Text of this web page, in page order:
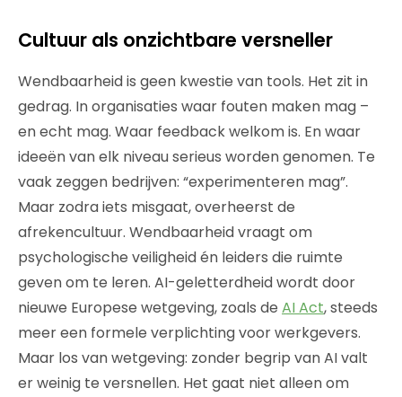
Cultuur als onzichtbare versneller
Wendbaarheid is geen kwestie van tools. Het zit in
gedrag. In organisaties waar fouten maken mag –
en echt mag. Waar feedback welkom is. En waar
ideeën van elk niveau serieus worden genomen. Te
vaak zeggen bedrijven: “experimenteren mag”.
Maar zodra iets misgaat, overheerst de
afrekencultuur. Wendbaarheid vraagt om
psychologische veiligheid én leiders die ruimte
geven om te leren. AI-geletterdheid wordt door
nieuwe Europese wetgeving, zoals de AI Act, steeds
meer een formele verplichting voor werkgevers.
Maar los van wetgeving: zonder begrip van AI valt
er weinig te versnellen. Het gaat niet alleen om